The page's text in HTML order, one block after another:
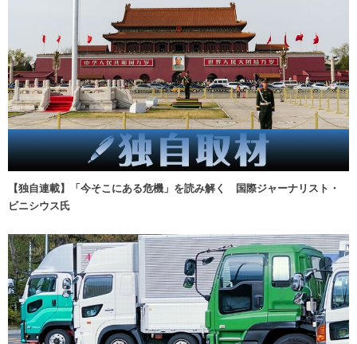
【独自連載】「今そこにある危機」を読み解く 国際ジャーナリスト・
ビニシウス氏